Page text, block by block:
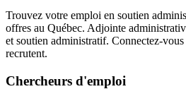
Trouvez votre emploi en soutien
offres au Québec. Adjointe
et soutien administratif. Connectez-
recrutent.
Chercheurs d'emploi